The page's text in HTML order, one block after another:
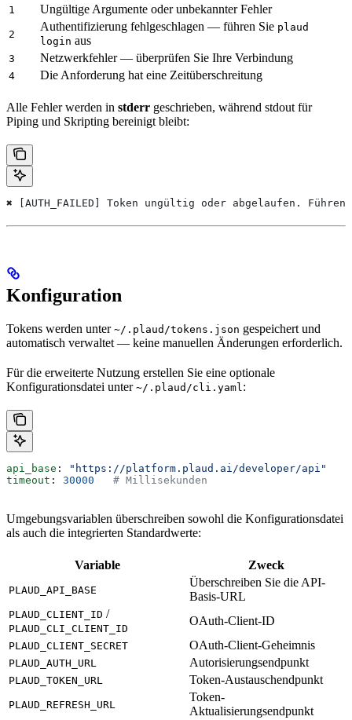
1 Ungültige Argumente oder unbekannter Fehler
2
Authentifizierung fehlgeschlagen — führen Sie plaud
login aus
3 Netzwerkfehler — überprüfen Sie Ihre Verbindung
4 Die Anforderung hat eine Zeitüberschreitung
Alle Fehler werden in stderr geschrieben, während stdout für
Piping und Skripting bereinigt bleibt:
✖ [AUTH_FAILED] Token ungültig oder abgelaufen.
Konfiguration
Tokens werden unter ~/.plaud/tokens.json gespeichert und
automatisch verwaltet — keine manuellen Änderungen erforderlich.
Für die erweiterte Nutzung erstellen Sie eine optionale
Konfigurationsdatei unter ~/.plaud/cli.yaml:
api_base :
"https://platform.plaud.ai/developer/api"
timeout : 30000
   # Millisekunden
Umgebungsvariablen überschreiben sowohl die Konfigurationsdatei
als auch die integrierten Standardwerte:
Variable Zweck
PLAUD_API_BASE
Überschreiben Sie die API-
Basis-URL
PLAUD_CLIENT_ID /
PLAUD_CLI_CLIENT_ID
OAuth-Client-ID
PLAUD_CLIENT_SECRET OAuth-Client-Geheimnis
PLAUD_AUTH_URL Autorisierungsendpunkt
PLAUD_TOKEN_URL Token-Austauschendpunkt
PLAUD_REFRESH_URL
Token-
Aktualisierungsendpunkt